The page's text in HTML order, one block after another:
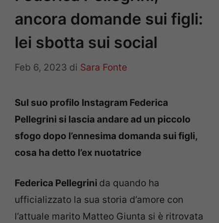
ancora domande sui figli:
lei sbotta sui social
Feb 6, 2023 di Sara Fonte
Sul suo profilo Instagram Federica
Pellegrini si lascia andare ad un piccolo
sfogo dopo l’ennesima domanda sui figli,
cosa ha detto l’ex nuotatrice
Federica Pellegrini da quando ha
ufficializzato la sua storia d’amore con
l’attuale marito Matteo Giunta si è ritrovata